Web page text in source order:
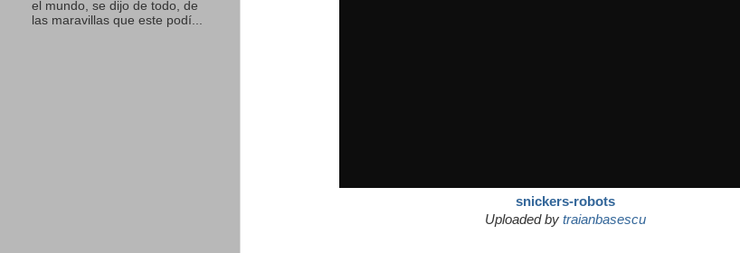
snickers-robots
Uploaded by traianbasescu
el mundo, se dijo de todo, de
las maravillas que este podí...